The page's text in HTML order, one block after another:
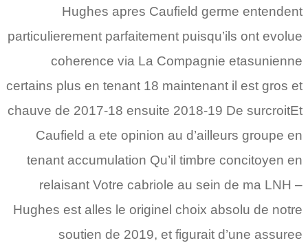
Hughes apres Caufield germe entendent
particulierement parfaitement puisqu’ils ont evolue
coherence via La Compagnie etasunienne
certains plus en tenant 18 maintenant il est gros et
chauve de 2017-18 ensuite 2018-19 De surcroitEt
Caufield a ete opinion au d’ailleurs groupe en
tenant accumulation Qu’il timbre concitoyen en
relaisant Votre cabriole au sein de ma LNH –
Hughes est alles le originel choix absolu de notre
soutien de 2019, et figurait d’une assuree